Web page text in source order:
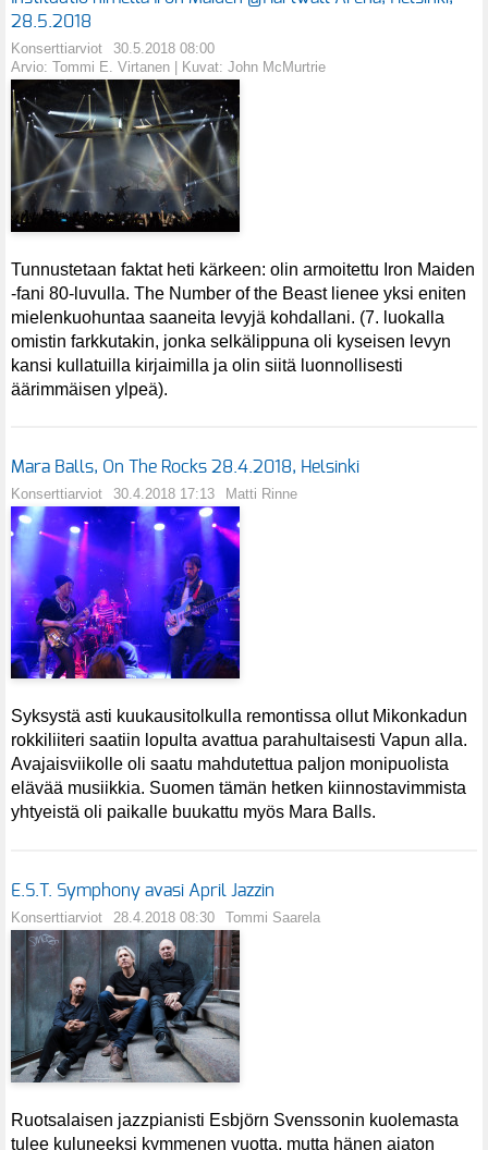
28.5.2018
Konserttiarviot
30.5.2018 08:00
Arvio: Tommi E. Virtanen | Kuvat: John McMurtrie
Tunnustetaan faktat heti kärkeen: olin armoitettu Iron Maiden
-fani 80-luvulla. The Number of the Beast lienee yksi eniten
mielenkuohuntaa saaneita levyjä kohdallani. (7. luokalla
omistin farkkutakin, jonka selkälippuna oli kyseisen levyn
kansi kullatuilla kirjaimilla ja olin siitä luonnollisesti
äärimmäisen ylpeä).
Mara Balls, On The Rocks 28.4.2018, Helsinki
Konserttiarviot 30.4.2018 17:13 Matti Rinne
Syksystä asti kuukausitolkulla remontissa ollut Mikonkadun
rokkiliiteri saatiin lopulta avattua parahultaisesti Vapun alla.
Avajaisviikolle oli saatu mahdutettua paljon monipuolista
elävää musiikkia. Suomen tämän hetken kiinnostavimmista
yhtyeistä oli paikalle buukattu myös Mara Balls.
E.S.T. Symphony avasi April Jazzin
Konserttiarviot 28.4.2018 08:30 Tommi Saarela
Ruotsalaisen jazzpianisti Esbjörn Svenssonin kuolemasta
tulee kuluneeksi kymmenen vuotta, mutta hänen ajaton